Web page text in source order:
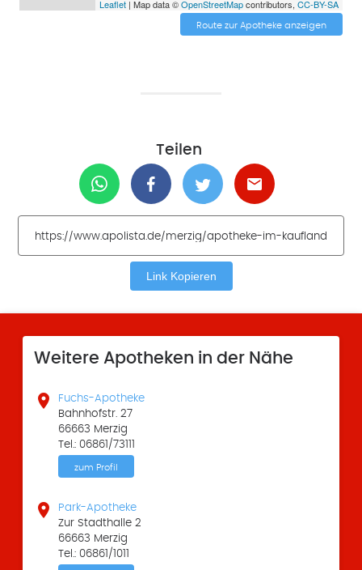
Leaflet| Map data ©OpenStreetMapcontributors, CC-BY-SA
Route zur Apotheke anzeigen
Teilen
Link Kopieren
Weitere Apotheken in der Nähe

Fuchs-Apotheke
Bahnhofstr. 27
66663 Merzig
Tel.: 06861/73111
zum Profil

Park-Apotheke
Zur Stadthalle 2
66663 Merzig
Tel.: 06861/1011